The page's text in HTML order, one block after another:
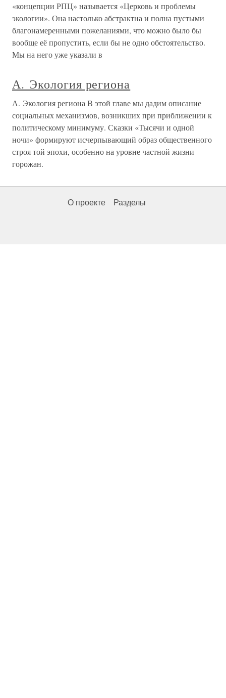
«концепции РПЦ» называется «Церковь и проблемы
экологии». Она настолько абстрактна и полна пустыми
благонамеренными пожеланиями, что можно было бы
вообще её пропустить, если бы не одно обстоятельство.
Мы на него уже указали в
А. Экология региона
А. Экология региона В этой главе мы дадим описание
социальных механизмов, возникших при приближении к
политическому минимуму. Сказки «Тысячи и одной
ночи» формируют исчерпывающий образ общественного
строя той эпохи, особенно на уровне частной жизни
горожан.
О проекте Разделы